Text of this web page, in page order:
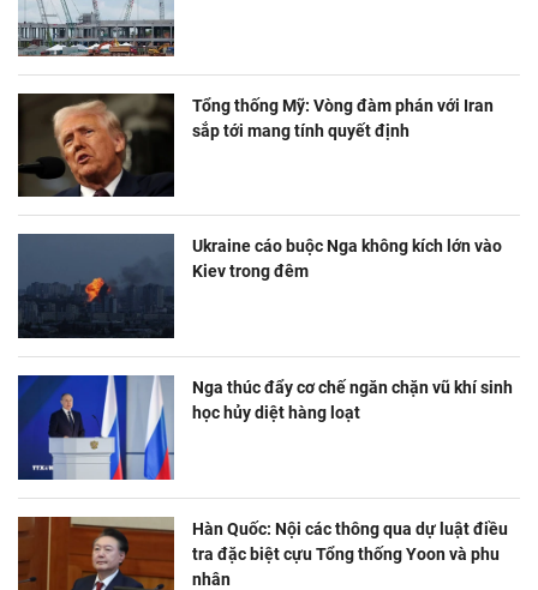
Tổng thống Mỹ: Vòng đàm phán với Iran
sắp tới mang tính quyết định
Ukraine cáo buộc Nga không kích lớn vào
Kiev trong đêm
Nga thúc đẩy cơ chế ngăn chặn vũ khí sinh
học hủy diệt hàng loạt
Hàn Quốc: Nội các thông qua dự luật điều
tra đặc biệt cựu Tổng thống Yoon và phu
nhân